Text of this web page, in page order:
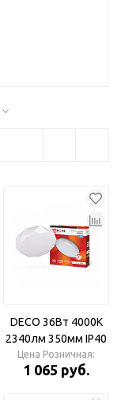
DECO 36Вт 4000К
2340лм 350мм IP40
ДАЙМОНД IN HOME
Светильник
Цена Розничная:
1 065 руб.